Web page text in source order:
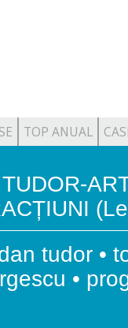
TOP ANUAL
tudor •
•